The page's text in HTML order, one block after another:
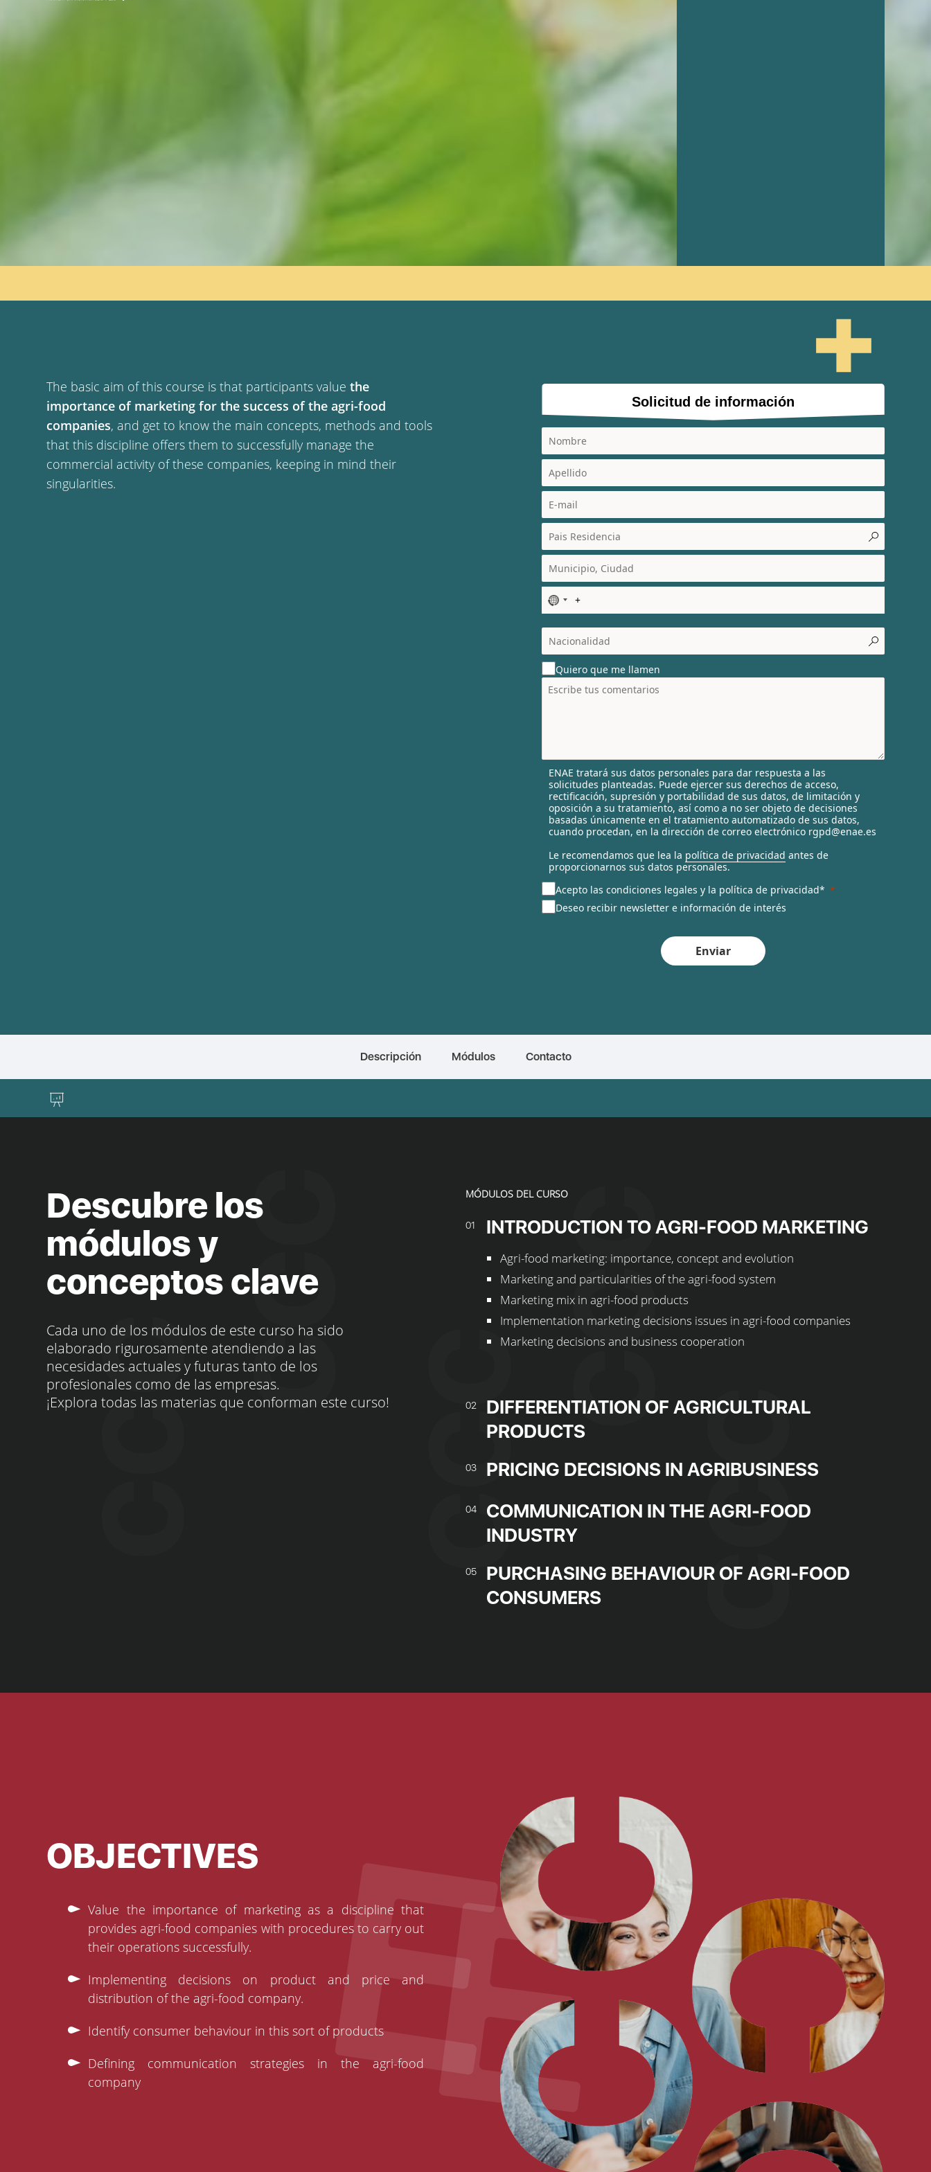
The basic aim of this course is that participants valuethe
importance of marketing for the success of the agri-food
companies, and get to know the main concepts, methods and tools
that this discipline offers them to successfully manage the
commercial activity of these companies, keeping in mind their
singularities.
Solicitud de información
N
o
c
o
u
n
t
l
e
c
t
e
d
Quiero que me llamen
ENAE tratará sus datos personales para dar respuesta a las
solicitudes planteadas. Puede ejercer sus derechos de acceso,
rectificación, supresión y portabilidad de sus datos, de limitación y
oposición a su tratamiento, así como a no ser objeto de decisiones
basadas únicamente en el tratamiento automatizado de sus datos,
cuando procedan, en la dirección de correo electrónico rgpd@enae.es
Le recomendamos que lea la política de privacidad antes de
proporcionarnos sus datos personales.
Acepto las condiciones legales y la política de privacidad*
Deseo recibir newsletter e información de interés
Enviar
Descripción Módulos Contacto
Descubre los
módulos y
conceptos clave
Cada uno de los módulos de este curso ha sido
elaborado rigurosamente atendiendo a las
necesidades actuales y futuras tanto de los
profesionales como de las empresas.
¡Explora todas las materias que conforman este curso!
MÓDULOS DEL CURSO
01 INTRODUCTION TO AGRI-FOOD MARKETING
Agri-food marketing: importance, concept and evolution
Marketing and particularities of the agri-food system
Marketing mix in agri-food products
Implementation marketing decisions issues in agri-food companies
Marketing decisions and business cooperation
02
DIFFERENTIATION OF AGRICULTURAL
PRODUCTS
03 PRICING DECISIONS IN AGRIBUSINESS
04
COMMUNICATION IN THE AGRI-FOOD
INDUSTRY
05
PURCHASING BEHAVIOUR OF AGRI-FOOD
CONSUMERS
OBJECTIVES
Value the importance of marketing as a discipline that
provides agri-food companies with procedures to carry out
their operations successfully.
Implementing decisions on product and price and
distribution of the agri-food company.
Identify consumer behaviour in this sort of products
Defining communication strategies in the agri-food
company